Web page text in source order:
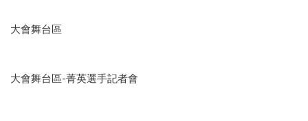
大會舞台區
大會舞台區-菁英選手記者會